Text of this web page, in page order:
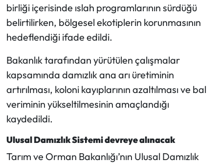
birliği içerisinde ıslah programlarının sürdüğü
belirtilirken, bölgesel ekotiplerin korunmasının
hedeflendiği ifade edildi.
Bakanlık tarafından yürütülen çalışmalar
kapsamında damızlık ana arı üretiminin
artırılması, koloni kayıplarının azaltılması ve bal
veriminin yükseltilmesinin amaçlandığı
kaydedildi.
Ulusal Damızlık Sistemi devreye alınacak
Tarım ve Orman Bakanlığı’nın Ulusal Damızlık